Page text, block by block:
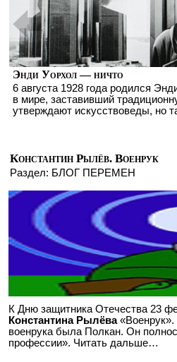
Энди Уорхол — ничто
6 августа 1928 года родился
в мире, заставивший
утверждают искусствоведы, но
Константин Рылёв. Военрук
Раздел: БЛОГ ПЕРЕМЕН
К Дню защитника Отечества 23
Константина Рылёва«Военрук».
военрука была Полкан. Он
профессии». Читать дальше…